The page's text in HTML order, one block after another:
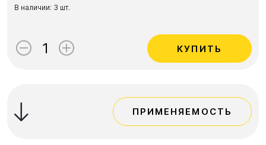
В наличии: 3 шт.
КУПИТЬ
ПРИМЕНЯЕМОСТЬ